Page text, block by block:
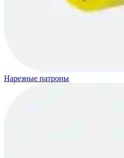
Нарезные патроны